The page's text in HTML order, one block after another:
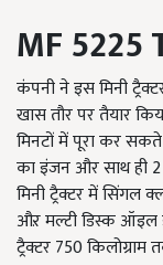
MF
कंपनी ने इस मिनी
खास तौर पर तैयार
मिनटों में पूरा कर सकते
का इंजन और साथ ही
मिनी ट्रैक्टर में सिंगल
औऱ मल्टी डिस्क ऑइल
ट्रैक्टर 750